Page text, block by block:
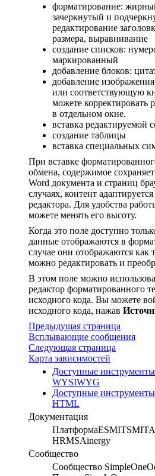
форматирование:
зачеркнутый и
редактирование
размера, выравнивание
создание списков:
маркированный
добавление блоков:
добавление
или соответствующую
можете корректировать
в отдельном окне.
вставка редактируемой
создание таблицы
вставка специальных
При вставке
обмена, содержимое
Word документа и страниц
случаях, контент
редактора. Для удобства
можете менять его высоту.
Когда это поле доступно
данные отображаются в
случае они отображаются как
можно редактировать и
В этом поле можно
редактор форматированного
исходного кода. Вы можете
исходного кода, нажав
Предыдущая страница
Всплывающие сообщения
Следующая страница
Карта зависимостей
Доступные
WYSIWYG
Доступные
HTML
Документация
ПлатформаESMITSM
HRMSAinergy
Сообщество
Сообщество SimpleOne